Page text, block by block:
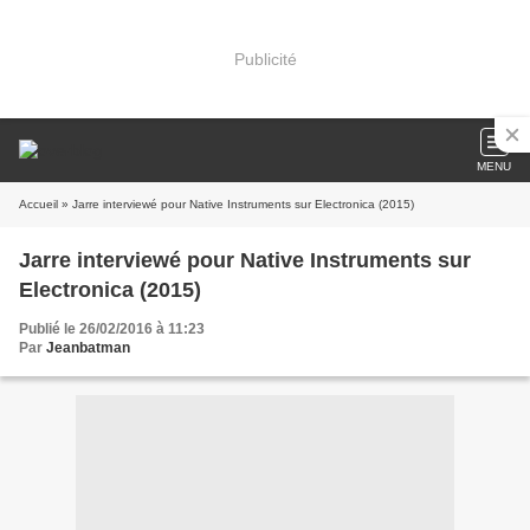
Publicité
MENU
Accueil » Jarre interviewé pour Native Instruments sur Electronica (2015)
Jarre interviewé pour Native Instruments sur
Electronica (2015)
Publié le 26/02/2016 à 11:23
Par Jeanbatman